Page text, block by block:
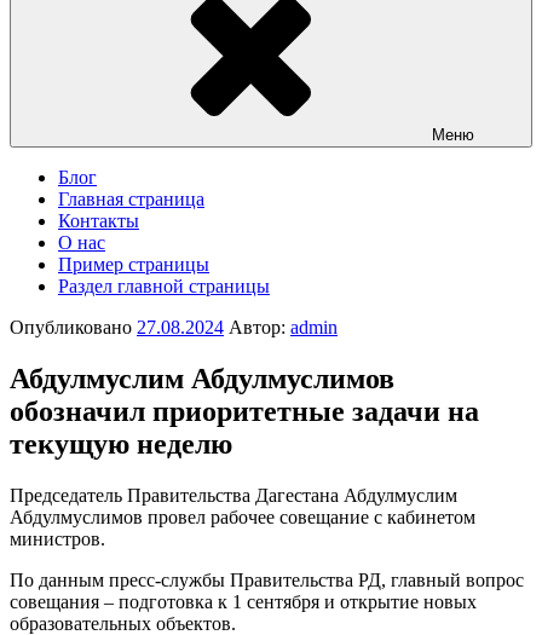
Меню
Блог
Главная страница
Контакты
О нас
Пример страницы
Раздел главной страницы
Опубликовано 27.08.2024 Автор: admin
Абдулмуслим Абдулмуслимов
обозначил приоритетные задачи на
текущую неделю
Председатель Правительства Дагестана Абдулмуслим
Абдулмуслимов провел рабочее совещание с кабинетом
министров.
По данным пресс-службы Правительства РД, главный вопрос
совещания – подготовка к 1 сентября и открытие новых
образовательных объектов.